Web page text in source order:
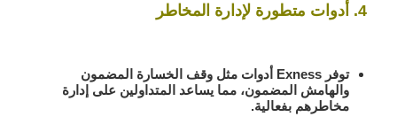
4. أدوات متطورة لإدارة المخاطر
توفر Exness أدوات مثل وقف الخسارة المضمون
والهامش المضمون، مما يساعد المتداولين على إدارة
مخاطرهم بفعالية.